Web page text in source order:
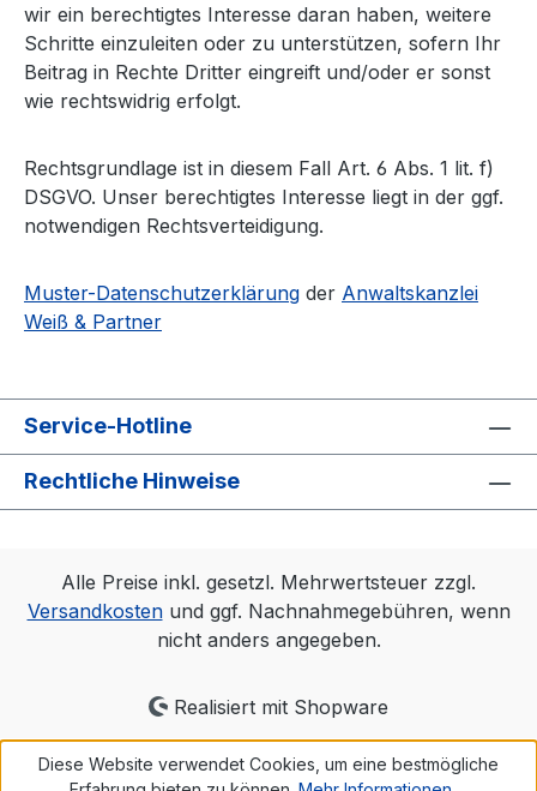
wir ein berechtigtes Interesse daran haben, weitere
Schritte einzuleiten oder zu unterstützen, sofern Ihr
Beitrag in Rechte Dritter eingreift und/oder er sonst
wie rechtswidrig erfolgt.
Rechtsgrundlage ist in diesem Fall Art. 6 Abs. 1 lit. f)
DSGVO. Unser berechtigtes Interesse liegt in der ggf.
notwendigen Rechtsverteidigung.
Muster-Datenschutzerklärung der Anwaltskanzlei
Weiß & Partner
Service-Hotline
Rechtliche Hinweise
Alle Preise inkl. gesetzl. Mehrwertsteuer zzgl.
Versandkostenund ggf. Nachnahmegebühren, wenn
nicht anders angegeben.
Realisiert mit Shopware
Diese Website verwendet Cookies, um eine bestmögliche